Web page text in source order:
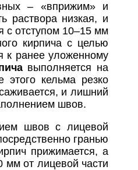
– «вприжим» и
раствора низкая, и
с отступом 10–15 мм
кирпича с целью
к ранее уложенному
выполняется на
этого кельма резко
и лишний
швов.
швов с лицевой
гранью
прижимается, а
мм от лицевой части